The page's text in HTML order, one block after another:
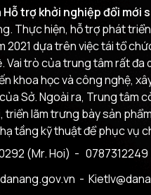
trợ khởi nghiệp đổi mới
Thực hiện, hỗ trợ phát
2021 dựa trên việc tái tổ
Vai trò của trung tâm rất
khoa học và công nghệ,
Sở. Ngoài ra, Trung tâm
triển lãm trưng bày sản
tầng kỹ thuật để phục vụ
(Mr. Hoi) - 0787312249
-